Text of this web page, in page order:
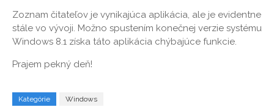
Zoznam čitateľov je vynikajúca aplikácia, ale je evidentne
stále vo vývoji. Možno spustením konečnej verzie systému
Windows 8.1 získa táto aplikácia chýbajúce funkcie.
Prajem pekný deň!
Kategórie Windows